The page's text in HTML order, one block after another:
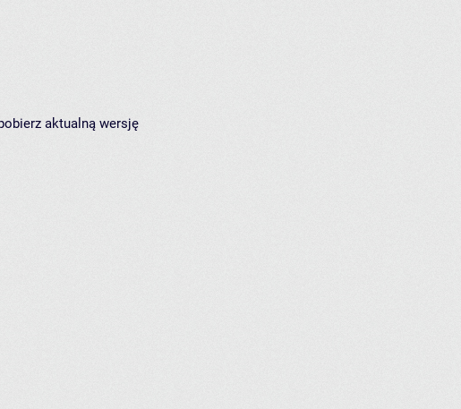
aktualną wersję